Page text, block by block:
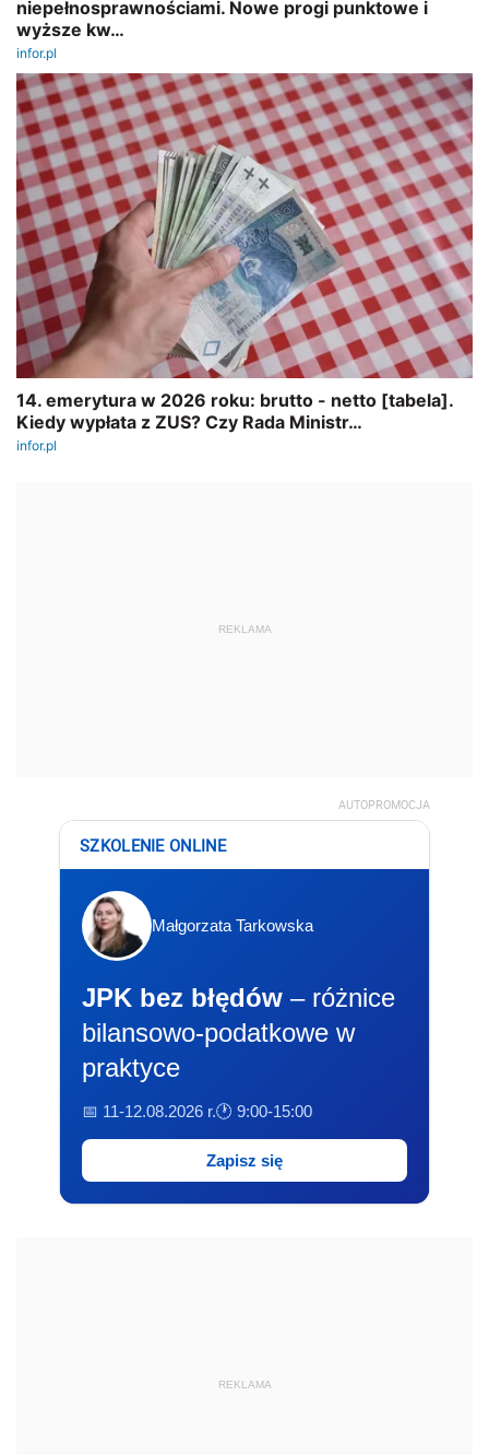
REKLAMA
AUTOPROMOCJA
SZKOLENIE ONLINE
Małgorzata Tarkowska
JPK bez błędów – różnice
bilansowo-podatkowe w
praktyce
📅 11-12.08.2026 r.🕐 9:00-15:00
Zapisz się
REKLAMA